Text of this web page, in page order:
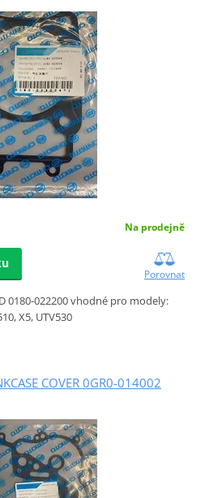
Na prodejně
Porovnat
0180-022200 vhodné pro modely:
X5, UTV530
COVER 0GR0-014002